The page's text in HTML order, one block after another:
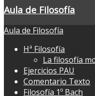
Aula de Filosofía
Aula de Filosofía
Hª Filosofía
La filosofía
Ejercicios PAU
Comentario Texto
Filosofía 1º Bach